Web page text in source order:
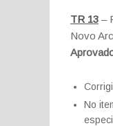
TR 13 –
Novo
No